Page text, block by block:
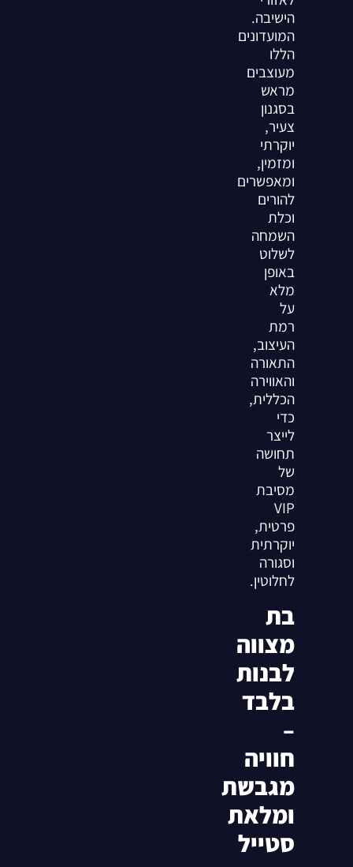
הישיבה.
המועדונים
הללו
מעוצבים
מראש
בסגנון
צעיר,
יוקרתי
ומזמין,
ומאפשרים
להורים
וכלת
השמחה
לשלוט
באופן
מלא
על
רמת
העיצוב,
התאורה
והאווירה
הכללית,
כדי
לייצר
תחושה
של
מסיבת
VIP
פרטית,
יוקרתית
וסגורה
לחלוטין.
בת
מצווה
לבנות
בלבד
–
חוויה
מגבשת
ומלאת
סטייל